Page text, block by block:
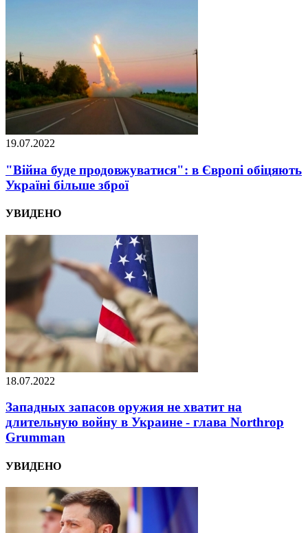
19.07.2022
"Війна буде продовжуватися": в Європі обіцяють
Україні більше зброї
УВИДЕНО
18.07.2022
Западных запасов оружия не хватит на
длительную войну в Украине - глава Northrop
Grumman
УВИДЕНО